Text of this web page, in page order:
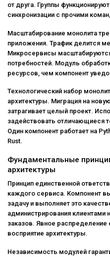
от друга. Группы
синхронизации с прочими
Масштабирование монолита
приложения. Трафик делится
Микросервисы
потребностей. Модуль
ресурсов, чем компонент
Технологический набор
архитектуры. Миграция на
затрагивает целый проект.
задействовать отличающиеся
Один компонент работает на
Rust.
Фундаментальные
архитектуры
Принцип единственной
каждого сервиса. Компонент
задачу и выполняет это
администрирования клиентами
заказов. Явное распределение
восприятие архитектуры.
Независимость модулей